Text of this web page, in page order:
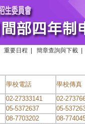
重要日程 簡章查詢與下載
學校電話 學校傳真
02-27333141 02-
05-5372637 05-
08-7703202 08-